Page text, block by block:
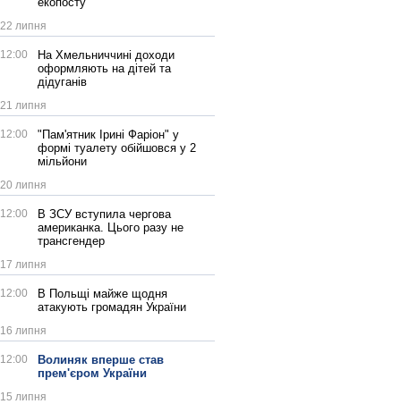
22 липня
12:00
На Хмельниччині доходи
оформляють на дітей та
дідуганів
21 липня
12:00
"Пам'ятник Ірині Фаріон" у
формі туалету обійшовся у 2
мільйони
20 липня
12:00
В ЗСУ вступила чергова
американка. Цього разу не
трансгендер
17 липня
12:00
В Польщі майже щодня
атакують громадян України
16 липня
12:00
Волиняк вперше став
прем'єром України
15 липня